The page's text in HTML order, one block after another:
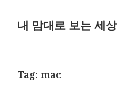
내 맘대로 보는 세상
Tag:mac